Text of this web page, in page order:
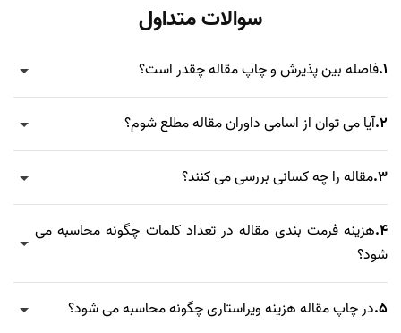
سوالات متداول
1.فاصله بین پذیرش و چاپ مقاله چقدر است؟
2.آیا می توان از اسامی داوران مقاله مطلع شوم؟
3.مقاله را چه کسانی بررسی می کنند؟
4. هزینه فرمت بندی مقاله در تعداد کلمات چگونه محاسبه می
شود؟
5. در چاپ مقاله هزینه ویراستاری چگونه محاسبه می شود؟